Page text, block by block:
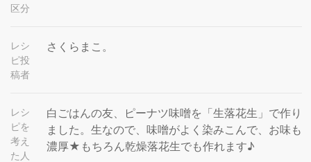
区分
レシ
ピ投
稿者
さくらまこ。
レシ
ピを
考え
た人
白ごはんの友、ピーナツ味噌を「生落花生」で作り
ました。生なので、味噌がよく染みこんで、お味も
濃厚★もちろん乾燥落花生でも作れます♪